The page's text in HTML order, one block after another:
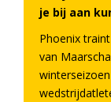
je bij aan
Phoenix
van